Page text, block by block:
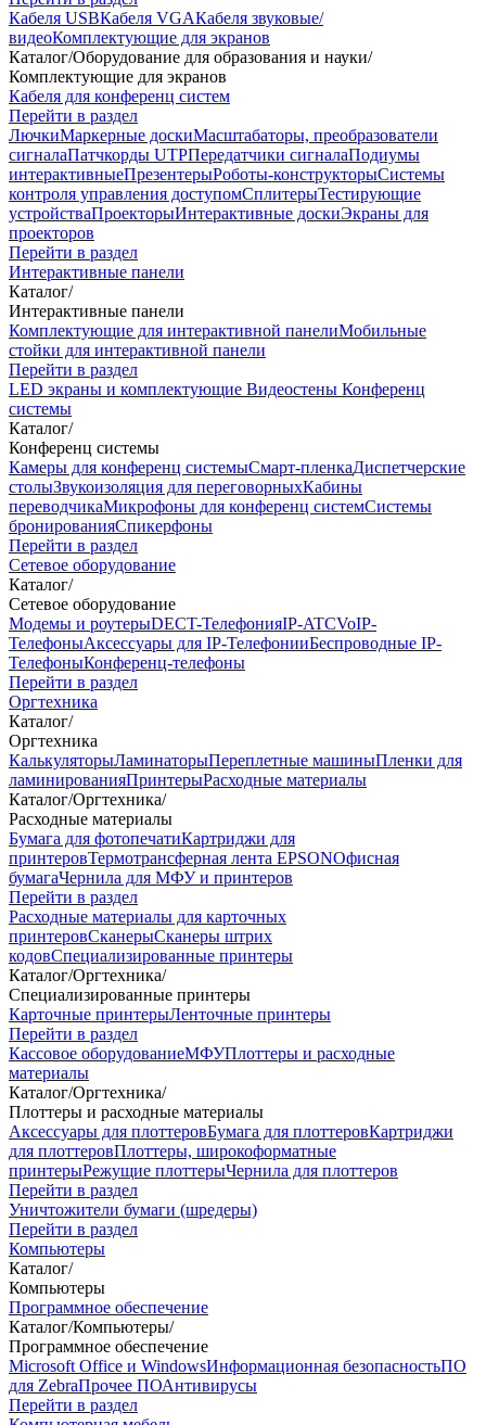
Кабеля USBКабеля VGAКабеля звуковые/
видеоКомплектующие для экранов
Каталог/Оборудование для образования и науки/
Комплектующие для экранов
Кабеля для конференц систем
Перейти в раздел
ЛючкиМаркерные доскиМасштабаторы, преобразователи
сигналаПатчкорды UTPПередатчики сигналаПодиумы
интерактивныеПрезентерыРоботы-конструкторыСистемы
контроля управления доступомСплитерыТестирующие
устройстваПроекторыИнтерактивные доскиЭкраны для
проекторов
Перейти в раздел
Интерактивные панели
Каталог/
Интерактивные панели
Комплектующие для интерактивной панелиМобильные
стойки для интерактивной панели
Перейти в раздел
LED экраны и комплектующие Видеостены Конференц
системы
Каталог/
Конференц системы
Камеры для конференц системыCмарт-пленкаДиспетчерские
столыЗвукоизоляция для переговорныхКабины
переводчикаМикрофоны для конференц системСистемы
бронированияСпикерфоны
Перейти в раздел
Сетевое оборудование
Каталог/
Сетевое оборудование
Модемы и роутерыDECT-ТелефонияIP-ATCVoIP-
ТелефоныАксессуары для IP-ТелефонииБеспроводные IP-
ТелефоныКонференц-телефоны
Перейти в раздел
Оргтехника
Каталог/
Оргтехника
КалькуляторыЛаминаторыПереплетные машиныПленки для
ламинированияПринтерыРасходные материалы
Каталог/Оргтехника/
Расходные материалы
Бумага для фотопечатиКартриджи для
принтеровТермотрансферная лента EPSONОфисная
бумагаЧернила для МФУ и принтеров
Перейти в раздел
Расходные материалы для карточных
принтеровСканерыСканеры штрих
кодовСпециализированные принтеры
Каталог/Оргтехника/
Специализированные принтеры
Карточные принтерыЛенточные принтеры
Перейти в раздел
Кассовое оборудованиеМФУПлоттеры и расходные
материалы
Каталог/Оргтехника/
Плоттеры и расходные материалы
Аксессуары для плоттеровБумага для плоттеровКартриджи
для плоттеровПлоттеры, широкоформатные
принтерыРежущие плоттерыЧернила для плоттеров
Перейти в раздел
Уничтожители бумаги (шредеры)
Перейти в раздел
Компьютеры
Каталог/
Компьютеры
Программное обеспечение
Каталог/Компьютеры/
Программное обеспечение
Microsoft Office и WindowsИнформационная безопасностьПО
для ZebraПрочее ПОАнтивирусы
Перейти в раздел